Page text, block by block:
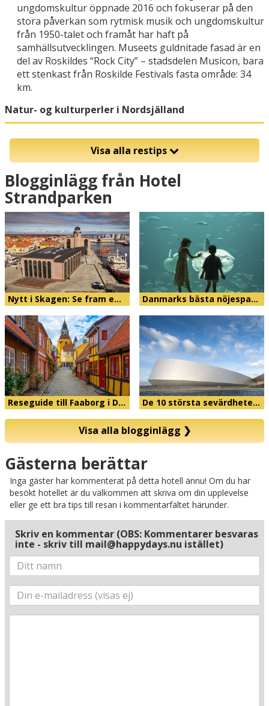
ungdomskultur öppnade 2016 och fokuserar på den
stora påverkan som rytmisk musik och ungdomskultur
från 1950-talet och framåt har haft på
samhällsutvecklingen. Museets guldnitade fasad är en
del av Roskildes “Rock City” – stadsdelen Musicon, bara
ett stenkast från Roskilde Festivals fasta område: 34
km.
Natur- og kulturperler i Nordsjälland
Visa alla restips
Blogginlägg från Hotel
Strandparken
Nytt i Skagen: Se fram e… Danmarks bästa nöjespa…
Reseguide till Faaborg i D… De 10 största sevärdhete…
Visa alla blogginlägg❯
Karta
Gästerna berättar
Inga gäster har kommenterat på detta hotell ännu! Om du har
besökt hotellet är du välkommen att skriva om din upplevelse
eller ge ett bra tips till resan i kommentarfältet härunder.
Skriv en kommentar (OBS: Kommentarer besvaras
inte - skriv till mail@happydays.nu istället)